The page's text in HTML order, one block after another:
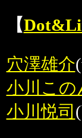
【
穴澤雄介
小川この
小川悦司